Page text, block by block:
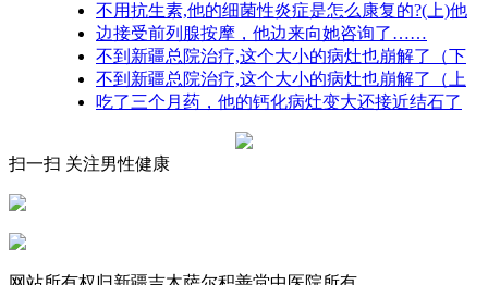
不用抗生素,他的细菌性炎症是怎么康复的?(上)他
边接受前列腺按摩，他边来向她咨询了……
不到新疆总院治疗,这个大小的病灶也崩解了（下
不到新疆总院治疗,这个大小的病灶也崩解了（上
吃了三个月药，他的钙化病灶变大还接近结石了
扫一扫 关注男性健康